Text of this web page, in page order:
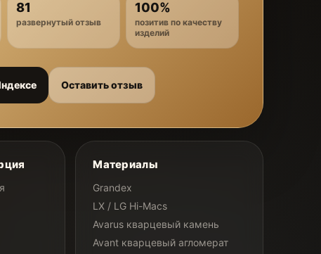
81
развернутый отзыв
100%
позитив по качеству
изделий
Оставить отзыв
Материалы
Grandex
LX / LG Hi-Macs
Avarus кварцевый камень
Avant кварцевый агломерат